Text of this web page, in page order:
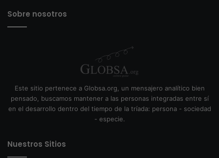
Sobre nosotros
Este sitio pertenece a Globsa.org, un mensajero analítico bien
pensado, buscamos mantener a las personas integradas entre sí
en el desarrollo dentro del tiempo de la tríada: persona - sociedad
- especie.
Nuestros Sitios